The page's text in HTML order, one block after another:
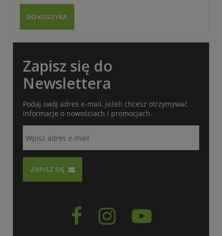
DO KOSZYKA
Zapisz się do
Newslettera
Podaj swój adres e-mail, jeżeli chcesz otrzymywać
informacje o nowościach i promocjach.
ZAPISZ SIĘ
  